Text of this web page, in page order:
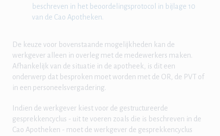
beschreven in het beoordelingsprotocol in bijlage 10
van de Cao Apotheken.
De keuze voor bovenstaande mogelijkheden kan de
werkgever alleen in overleg met de medewerkers maken.
Afhankelijk van de situatie in de apotheek, is dit een
onderwerp dat besproken moet worden met de OR, de PVT of
in een personeelsvergadering.
Indien de werkgever kiest voor de gestructureerde
gesprekkencyclus - uit te voeren zoals die is beschreven in de
Cao Apotheken - moet de werkgever de gesprekkencyclus